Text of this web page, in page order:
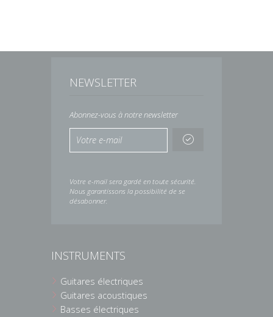
NEWSLETTER
Abonnez-vous à notre newsletter
Votre e-mail sera gardé en toute sécurité.
Nous garantissons la possibilité de se
désabonner.
INSTRUMENTS
Guitares électriques
Guitares acoustiques
Basses électriques